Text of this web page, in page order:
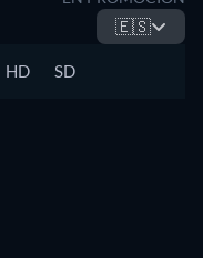
🇪🇸
HD SD